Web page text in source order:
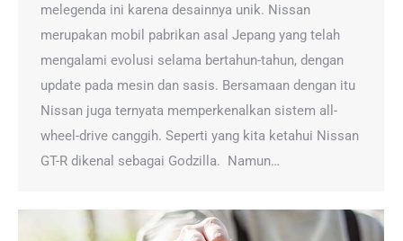
melegenda ini karena desainnya unik. Nissan
merupakan mobil pabrikan asal Jepang yang telah
mengalami evolusi selama bertahun-tahun, dengan
update pada mesin dan sasis. Bersamaan dengan itu
Nissan juga ternyata memperkenalkan sistem all-
wheel-drive canggih. Seperti yang kita ketahui Nissan
GT-R dikenal sebagai Godzilla. Namun…